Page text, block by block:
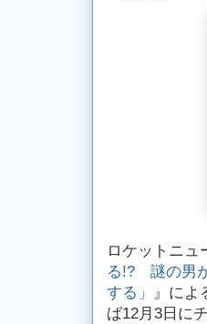
ロケットニュ
る!? 謎の男
する」
』によ
ば12月3日に